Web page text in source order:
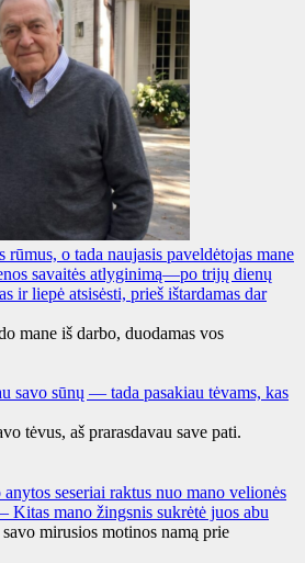
rūmus, o tada naujasis paveldėtojas mane
savaitės atlyginimą—po trijų dienų
ir liepė atsisėsti, prieš ištardamas dar
mane iš darbo, duodamas vos
savo sūnų — tada pasakiau tėvams, kas
tėvus, aš prarasdavau save pati.
seseriai raktus nuo mano velionės
Kitas mano žingsnis sukrėtė juos abu
mirusios motinos namą prie